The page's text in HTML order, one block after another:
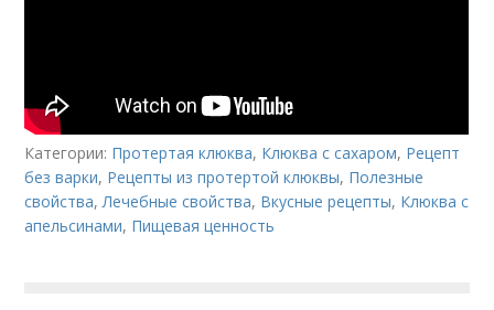
Категории: Протертая клюква, Клюква с сахаром, Рецепт
без варки, Рецепты из протертой клюквы, Полезные
свойства,Лечебные свойства, Вкусные рецепты, Клюква с
апельсинами, Пищевая ценность